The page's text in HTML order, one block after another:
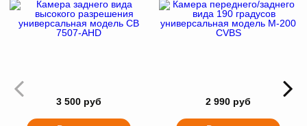
3 500 руб 2 990 руб